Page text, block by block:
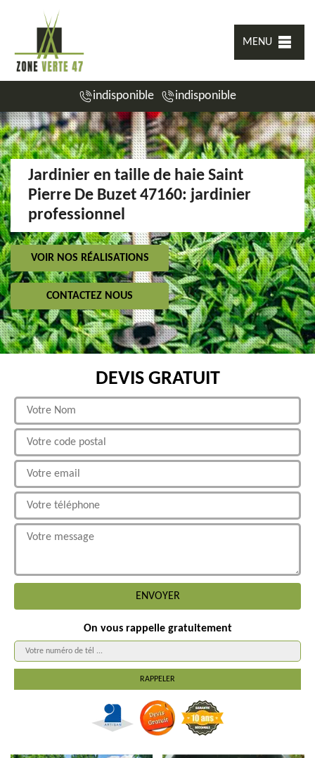
MENU
indisponible indisponible
Jardinier en taille de haie Saint
Pierre De Buzet 47160: jardinier
professionnel
VOIR NOS RÉALISATIONS
CONTACTEZ NOUS
DEVIS GRATUIT
On vous rappelle gratuitement